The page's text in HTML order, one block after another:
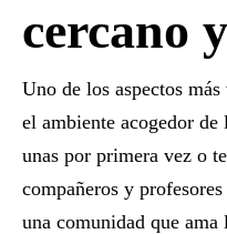
cercano
Uno de los aspectos
el ambiente acogedor de
unas por primera vez o
compañeros y
una comunidad que ama